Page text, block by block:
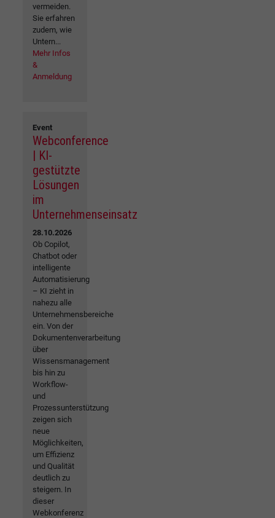
vermeiden.
Sie erfahren
zudem, wie
Untern...
Mehr Infos
&
Anmeldung
Event
Webconference
| KI-
gestützte
Lösungen
im
Unternehmenseinsatz
28.10.2026
Ob Copilot,
Chatbot oder
intelligente
Automatisierung
– KI zieht in
nahezu alle
Unternehmensbereiche
ein. Von der
Dokumentenverarbeitung
über
Wissensmanagement
bis hin zu
Workflow-
und
Prozessunterstützung
zeigen sich
neue
Möglichkeiten,
um Effizienz
und Qualität
deutlich zu
steigern. In
dieser
Webkonferenz